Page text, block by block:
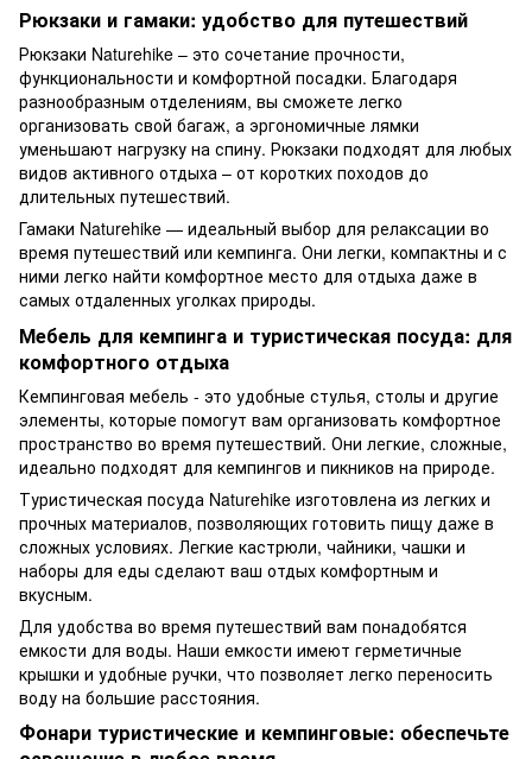
Рюкзаки и гамаки: удобство для путешествий
Рюкзаки Naturehike – это сочетание прочности,
функциональности и комфортной посадки. Благодаря
разнообразным отделениям, вы сможете легко
организовать свой багаж, а эргономичные лямки
уменьшают нагрузку на спину. Рюкзаки подходят для любых
видов активного отдыха – от коротких походов до
длительных путешествий.
Гамаки Naturehike — идеальный выбор для релаксации во
время путешествий или кемпинга. Они легки, компактны и с
ними легко найти комфортное место для отдыха даже в
самых отдаленных уголках природы.
Мебель для кемпинга и туристическая посуда: для
комфортного отдыха
Кемпинговая мебель - это удобные стулья, столы и другие
элементы, которые помогут вам организовать комфортное
пространство во время путешествий. Они легкие, сложные,
идеально подходят для кемпингов и пикников на природе.
Туристическая посуда Naturehike изготовлена ​​из легких и
прочных материалов, позволяющих готовить пищу даже в
сложных условиях. Легкие кастрюли, чайники, чашки и
наборы для еды сделают ваш отдых комфортным и
вкусным.
Для удобства во время путешествий вам понадобятся
емкости для воды. Наши емкости имеют герметичные
крышки и удобные ручки, что позволяет легко переносить
воду на большие расстояния.
Фонари туристические и кемпинговые: обеспечьте